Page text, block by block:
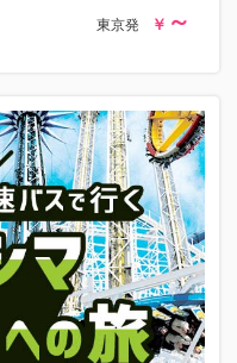
東京発